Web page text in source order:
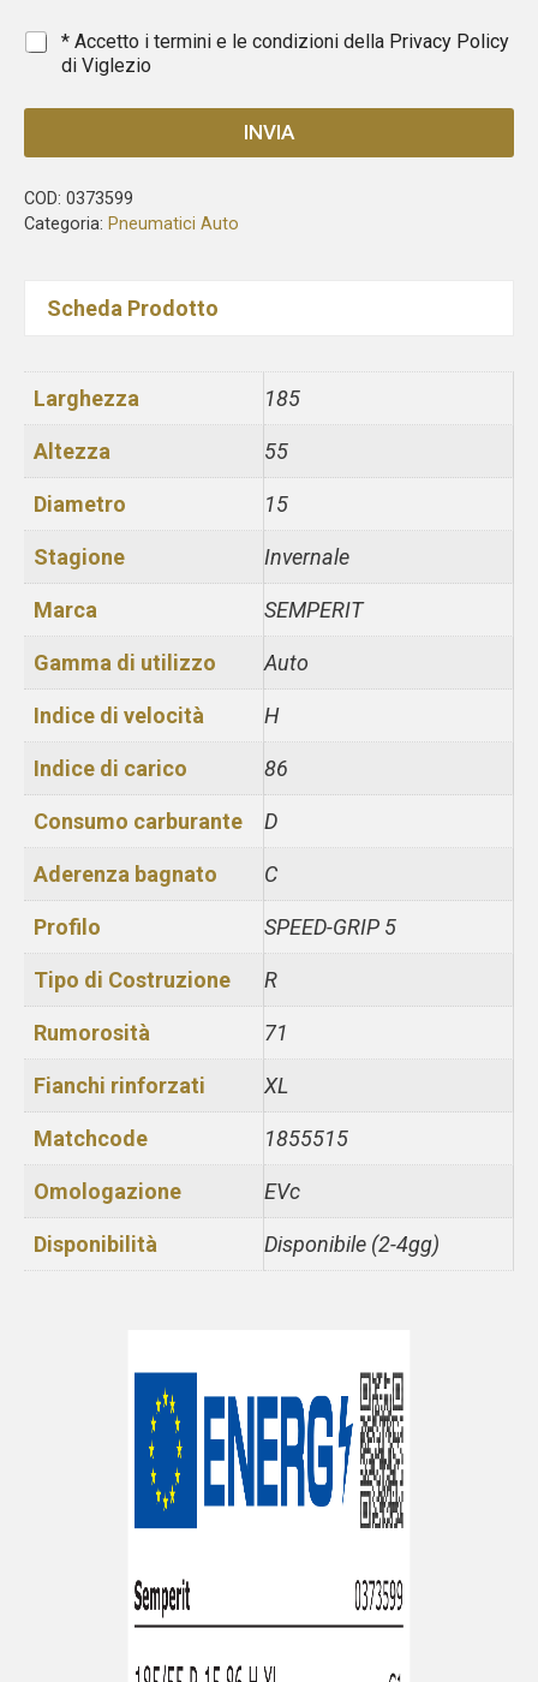
* * Accetto i termini e le condizioni della Privacy Policy
di Viglezio
INVIA
COD: 0373599
Categoria: Pneumatici Auto
Scheda Prodotto
Larghezza 185
Altezza 55
Diametro 15
Stagione Invernale
Marca SEMPERIT
Gamma di utilizzo Auto
Indice di velocità H
Indice di carico 86
Consumo carburante D
Aderenza bagnato C
Profilo SPEED-GRIP 5
Tipo di Costruzione R
Rumorosità 71
Fianchi rinforzati XL
Matchcode 1855515
Omologazione EVc
Disponibilità Disponibile (2-4gg)